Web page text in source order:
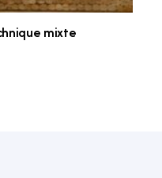
mixte